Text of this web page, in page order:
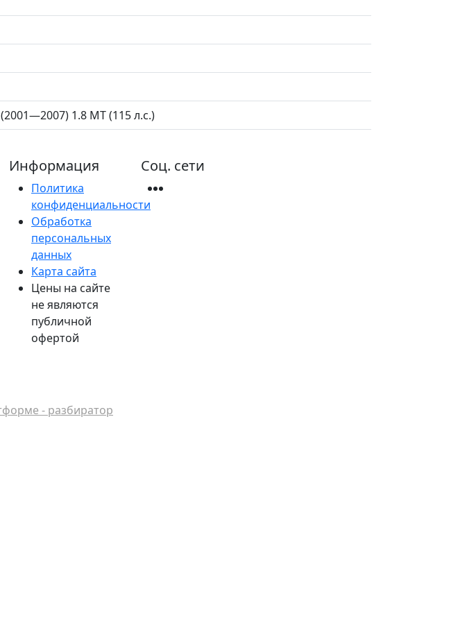
1.8 MT (115 л.с.)
Информация
Политика
конфиденциальности
Обработка
персональных
данных
Карта сайта
Цены на сайте
не являются
публичной
офертой
Соц. сети
- разбиратор